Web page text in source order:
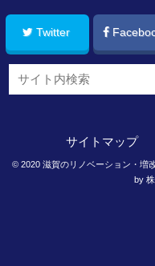
Twitter
サイトマップ
© 2020 滋賀のリノベーション・増
by